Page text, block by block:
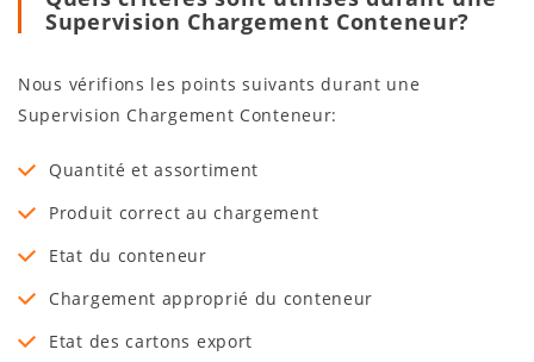
Supervision Chargement Conteneur?
Nous vérifions les points suivants durant une
Supervision Chargement Conteneur:
Quantité et assortiment
Produit correct au chargement
Etat du conteneur
Chargement approprié du conteneur
Etat des cartons export